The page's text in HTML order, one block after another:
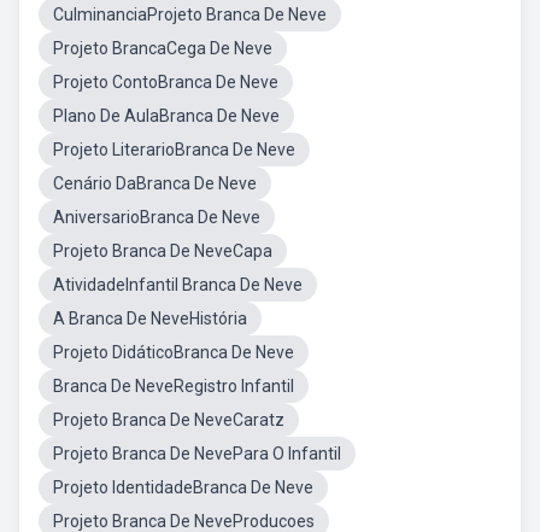
CulminanciaProjeto Branca De Neve
Projeto BrancaCega De Neve
Projeto ContoBranca De Neve
Plano De AulaBranca De Neve
Projeto LiterarioBranca De Neve
Cenário DaBranca De Neve
AniversarioBranca De Neve
Projeto Branca De NeveCapa
AtividadeInfantil Branca De Neve
A Branca De NeveHistória
Projeto DidáticoBranca De Neve
Branca De NeveRegistro Infantil
Projeto Branca De NeveCaratz
Projeto Branca De NevePara O Infantil
Projeto IdentidadeBranca De Neve
Projeto Branca De NeveProducoes